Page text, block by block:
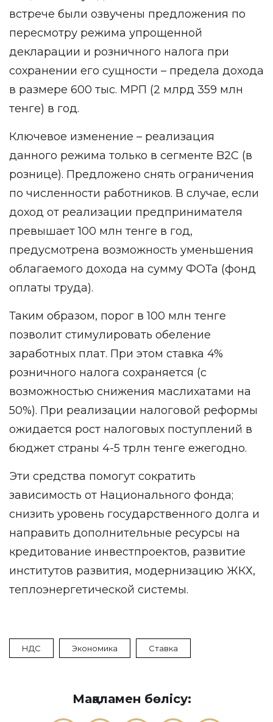
встрече были озвучены предложения по
пересмотру режима упрощенной
декларации и розничного налога при
сохранении его сущности – предела дохода
в размере 600 тыс. МРП (2 млрд 359 млн
тенге) в год.
Ключевое изменение – реализация
данного режима только в сегменте B2C (в
рознице). Предложено снять ограничения
по численности работников. В случае, если
доход от реализации предпринимателя
превышает 100 млн тенге в год,
предусмотрена возможность уменьшения
облагаемого дохода на сумму ФОТа (фонд
оплаты труда).
Таким образом, порог в 100 млн тенге
позволит стимулировать обеление
заработных плат. При этом ставка 4%
розничного налога сохраняется (с
возможностью снижения маслихатами на
50%). При реализации налоговой реформы
ожидается рост налоговых поступлений в
бюджет страны 4-5 трлн тенге ежегодно.
Эти средства помогут сократить
зависимость от Национального фонда;
снизить уровень государственного долга и
направить дополнительные ресурсы на
кредитование инвестпроектов, развитие
институтов развития, модернизацию ЖКХ,
теплоэнергетической системы.
НДС Экономика Ставка
Мақаламен бөлісу: